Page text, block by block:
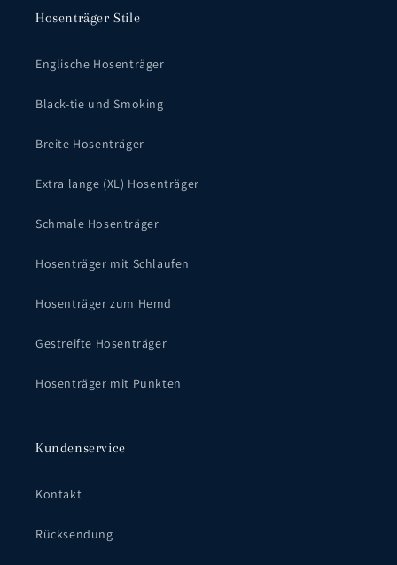
Hosenträger Stile
Englische Hosenträger
Black-tie und Smoking
Breite Hosenträger
Extra lange (XL) Hosenträger
Schmale Hosenträger
Hosenträger mit Schlaufen
Hosenträger zum Hemd
Gestreifte Hosenträger
Hosenträger mit Punkten
Kundenservice
Kontakt
Rücksendung